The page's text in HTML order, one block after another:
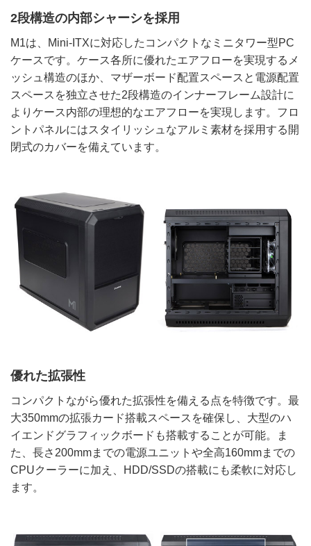
2段構造の内部シャーシを採用
M1は、Mini-ITXに対応したコンパクトなミニタワー型PC
ケースです。ケース各所に優れたエアフローを実現するメ
ッシュ構造のほか、マザーボード配置スペースと電源配置
スペースを独立させた2段構造のインナーフレーム設計に
よりケース内部の理想的なエアフローを実現します。フロ
ントパネルにはスタイリッシュなアルミ素材を採用する開
閉式のカバーを備えています。
優れた拡張性
コンパクトながら優れた拡張性を備える点を特徴です。最
大350mmの拡張カード搭載スペースを確保し、大型のハ
イエンドグラフィックボードも搭載することが可能。ま
た、長さ200mmまでの電源ユニットや全高160mmまでの
CPUクーラーに加え、HDD/SSDの搭載にも柔軟に対応し
ます。